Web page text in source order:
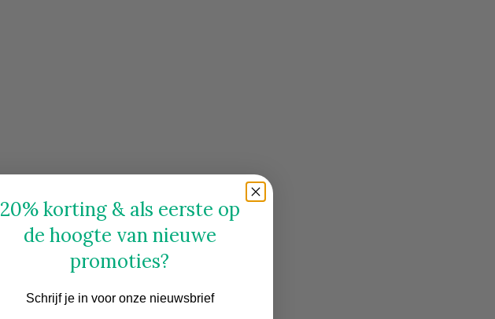
20% korting & als eerste op
de hoogte van nieuwe
promoties?
Schrijfje in voor onze nieuwsbrief